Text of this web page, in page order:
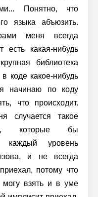
Понятно, что
языка абъюзить.
меня всегда
есть какая-нибудь
библиотека
коде какое-нибудь
начинаю по коду
что происходит.
такое
которые бы
каждый уровень
и не всегда
потому что
взять и в уме